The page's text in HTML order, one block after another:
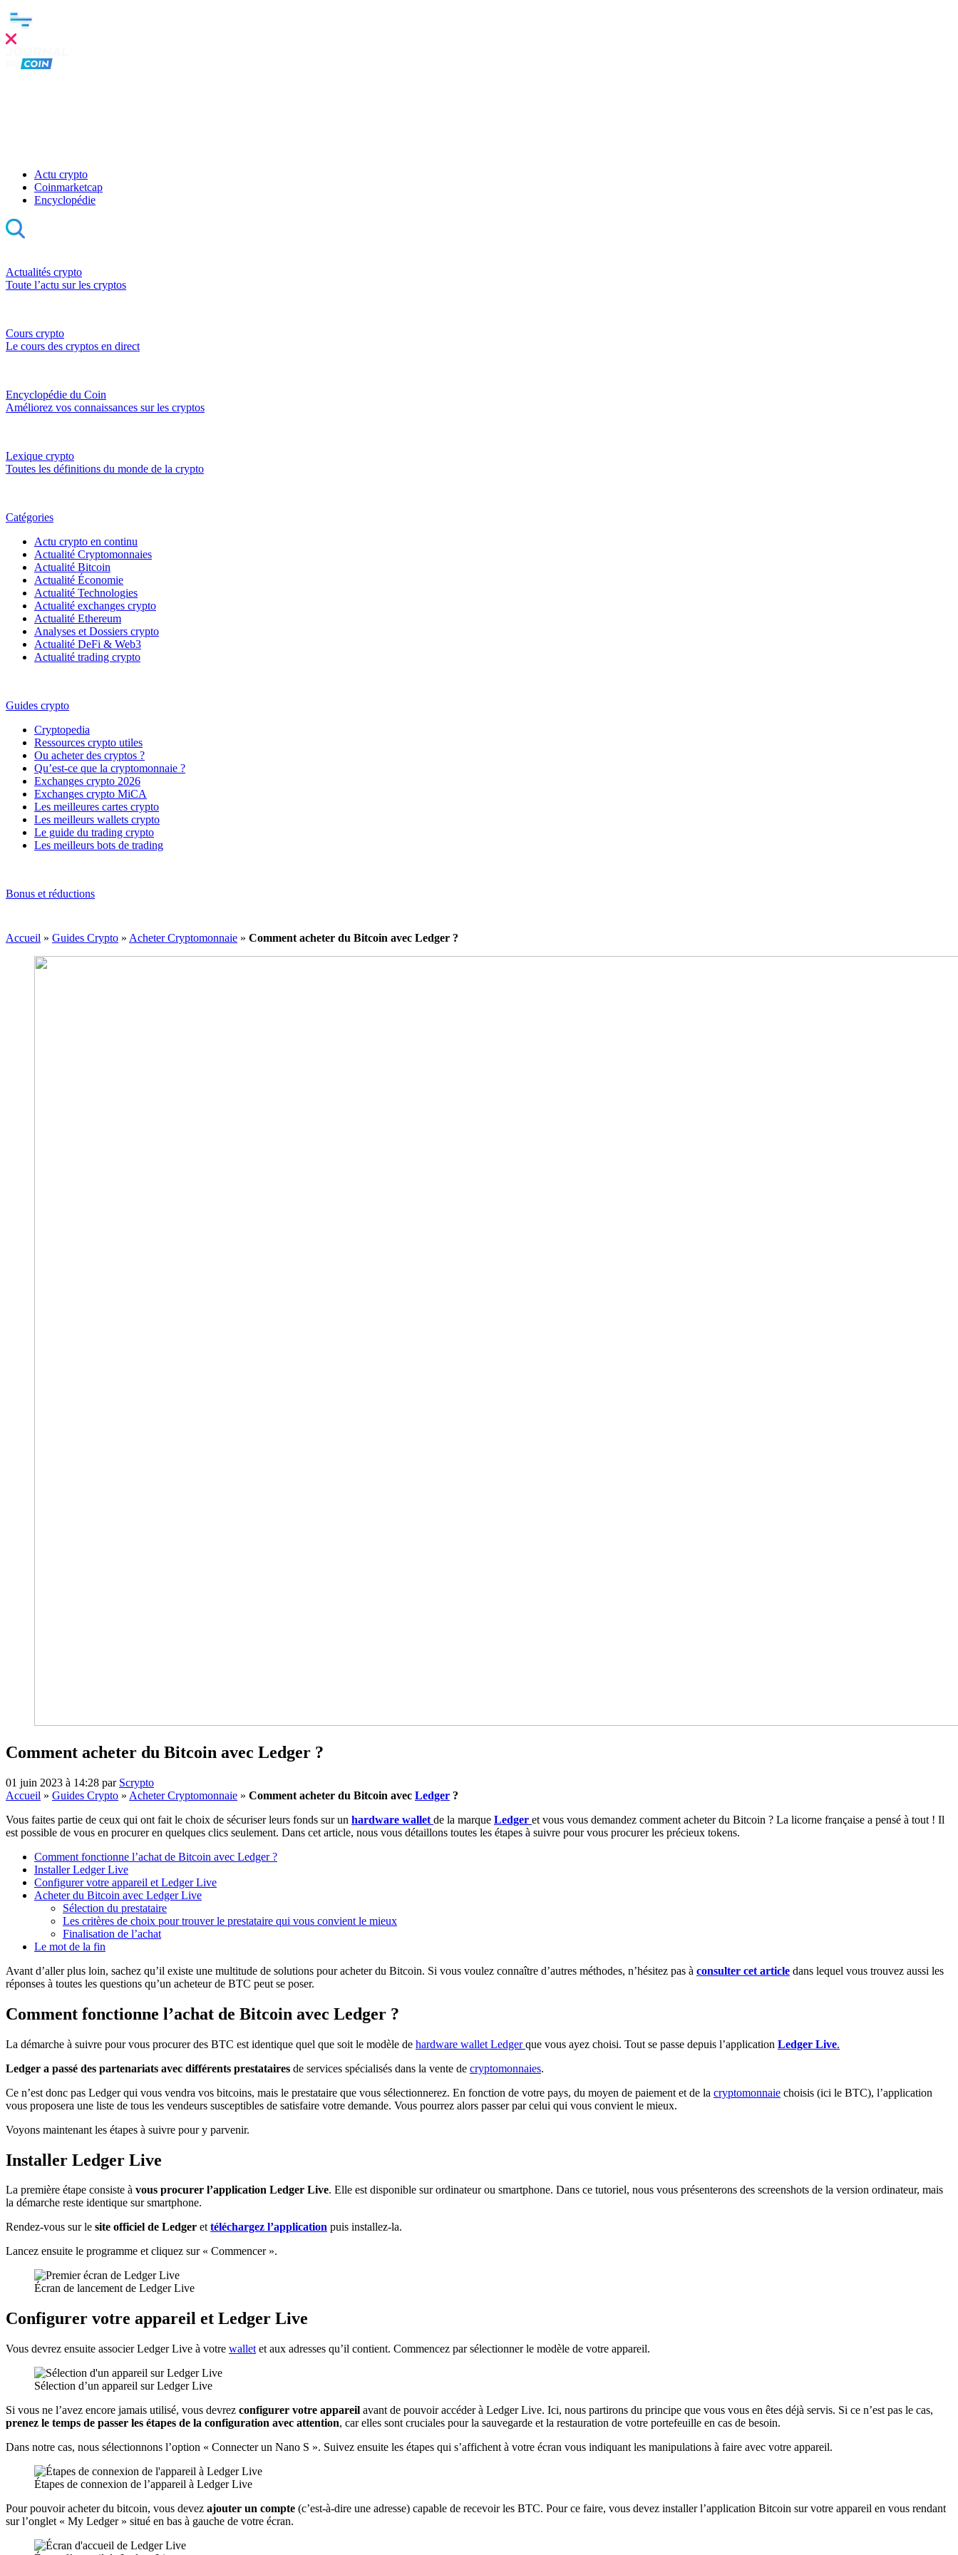
Actu crypto
Coinmarketcap
Encyclopédie
Actualités crypto
Toute l’actu sur les cryptos
Cours crypto
Le cours des cryptos en direct
Encyclopédie du Coin
Améliorez vos connaissances sur les cryptos
Lexique crypto
Toutes les définitions du monde de la crypto
Catégories
Actu crypto en continu
Actualité Cryptomonnaies
Actualité Bitcoin
Actualité Économie
Actualité Technologies
Actualité exchanges crypto
Actualité Ethereum
Analyses et Dossiers crypto
Actualité DeFi & Web3
Actualité trading crypto
Guides crypto
Cryptopedia
Ressources crypto utiles
Ou acheter des cryptos ?
Qu’est-ce que la cryptomonnaie ?
Exchanges crypto 2026
Exchanges crypto MiCA
Les meilleures cartes crypto
Les meilleurs wallets crypto
Le guide du trading crypto
Les meilleurs bots de trading
Bonus et réductions
Accueil » Guides Crypto » Acheter Cryptomonnaie » Comment acheter du Bitcoin avec Ledger ?
Comment acheter du Bitcoin avec Ledger ?
01 juin 2023 à 14:28 par Scrypto
Accueil » Guides Crypto » Acheter Cryptomonnaie » Comment acheter du Bitcoin avec Ledger ?
Vous faites partie de ceux qui ont fait le choix de sécuriser leurs fonds sur un hardware wallet de la marque Ledger et vous vous demandez comment acheter du Bitcoin ? La licorne française a pensé à tout ! Il
est possible de vous en procurer en quelques clics seulement. Dans cet article, nous vous détaillons toutes les étapes à suivre pour vous procurer les précieux tokens.
Comment fonctionne l’achat de Bitcoin avec Ledger ?
Installer Ledger Live
Configurer votre appareil et Ledger Live
Acheter du Bitcoin avec Ledger Live
Sélection du prestataire
Les critères de choix pour trouver le prestataire qui vous convient le mieux
Finalisation de l’achat
Le mot de la fin
Avant d’aller plus loin, sachez qu’il existe une multitude de solutions pour acheter du Bitcoin. Si vous voulez connaître d’autres méthodes, n’hésitez pas à consulter cet article dans lequel vous trouvez aussi les
réponses à toutes les questions qu’un acheteur de BTC peut se poser.
Comment fonctionne l’achat de Bitcoin avec Ledger ?
La démarche à suivre pour vous procurer des BTC est identique quel que soit le modèle de hardware wallet Ledgerque vous ayez choisi. Tout se passe depuis l’application Ledger Live.
Ledger a passé des partenariats avec différents prestataires de services spécialisés dans la vente de cryptomonnaies.
Ce n’est donc pas Ledger qui vous vendra vos bitcoins, mais le prestataire que vous sélectionnerez. En fonction de votre pays, du moyen de paiement et de la cryptomonnaie choisis (ici le BTC), l’application
vous proposera une liste de tous les vendeurs susceptibles de satisfaire votre demande. Vous pourrez alors passer par celui qui vous convient le mieux.
Voyons maintenant les étapes à suivre pour y parvenir.
Installer Ledger Live
La première étape consiste à vous procurer l’application Ledger Live. Elle est disponible sur ordinateur ou smartphone. Dans ce tutoriel, nous vous présenterons des screenshots de la version ordinateur, mais
la démarche reste identique sur smartphone.
Rendez-vous sur le site officiel de Ledger ettéléchargez l’application puis installez-la.
Lancez ensuite le programme et cliquez sur « Commencer ».
Écran de lancement de Ledger Live
Configurer votre appareil et Ledger Live
Vous devrez ensuite associer Ledger Live à votre wallet et aux adresses qu’il contient. Commencez par sélectionner le modèle de votre appareil.
Sélection d’un appareil sur Ledger Live
Si vous ne l’avez encore jamais utilisé, vous devrez configurer votre appareil avant de pouvoir accéder à Ledger Live. Ici, nous partirons du principe que vous vous en êtes déjà servis. Si ce n’est pas le cas,
prenez le temps de passer les étapes de la configuration avec attention, car elles sont cruciales pour la sauvegarde et la restauration de votre portefeuille en cas de besoin.
Dans notre cas, nous sélectionnons l’option « Connecter un Nano S ». Suivez ensuite les étapes qui s’affichent à votre écran vous indiquant les manipulations à faire avec votre appareil.
Étapes de connexion de l’appareil à Ledger Live
Pour pouvoir acheter du bitcoin, vous devez ajouter un compte (c’est-à-dire une adresse) capable de recevoir les BTC. Pour ce faire, vous devez installer l’application Bitcoin sur votre appareil en vous rendant
sur l’onglet « My Ledger » situé en bas à gauche de votre écran.